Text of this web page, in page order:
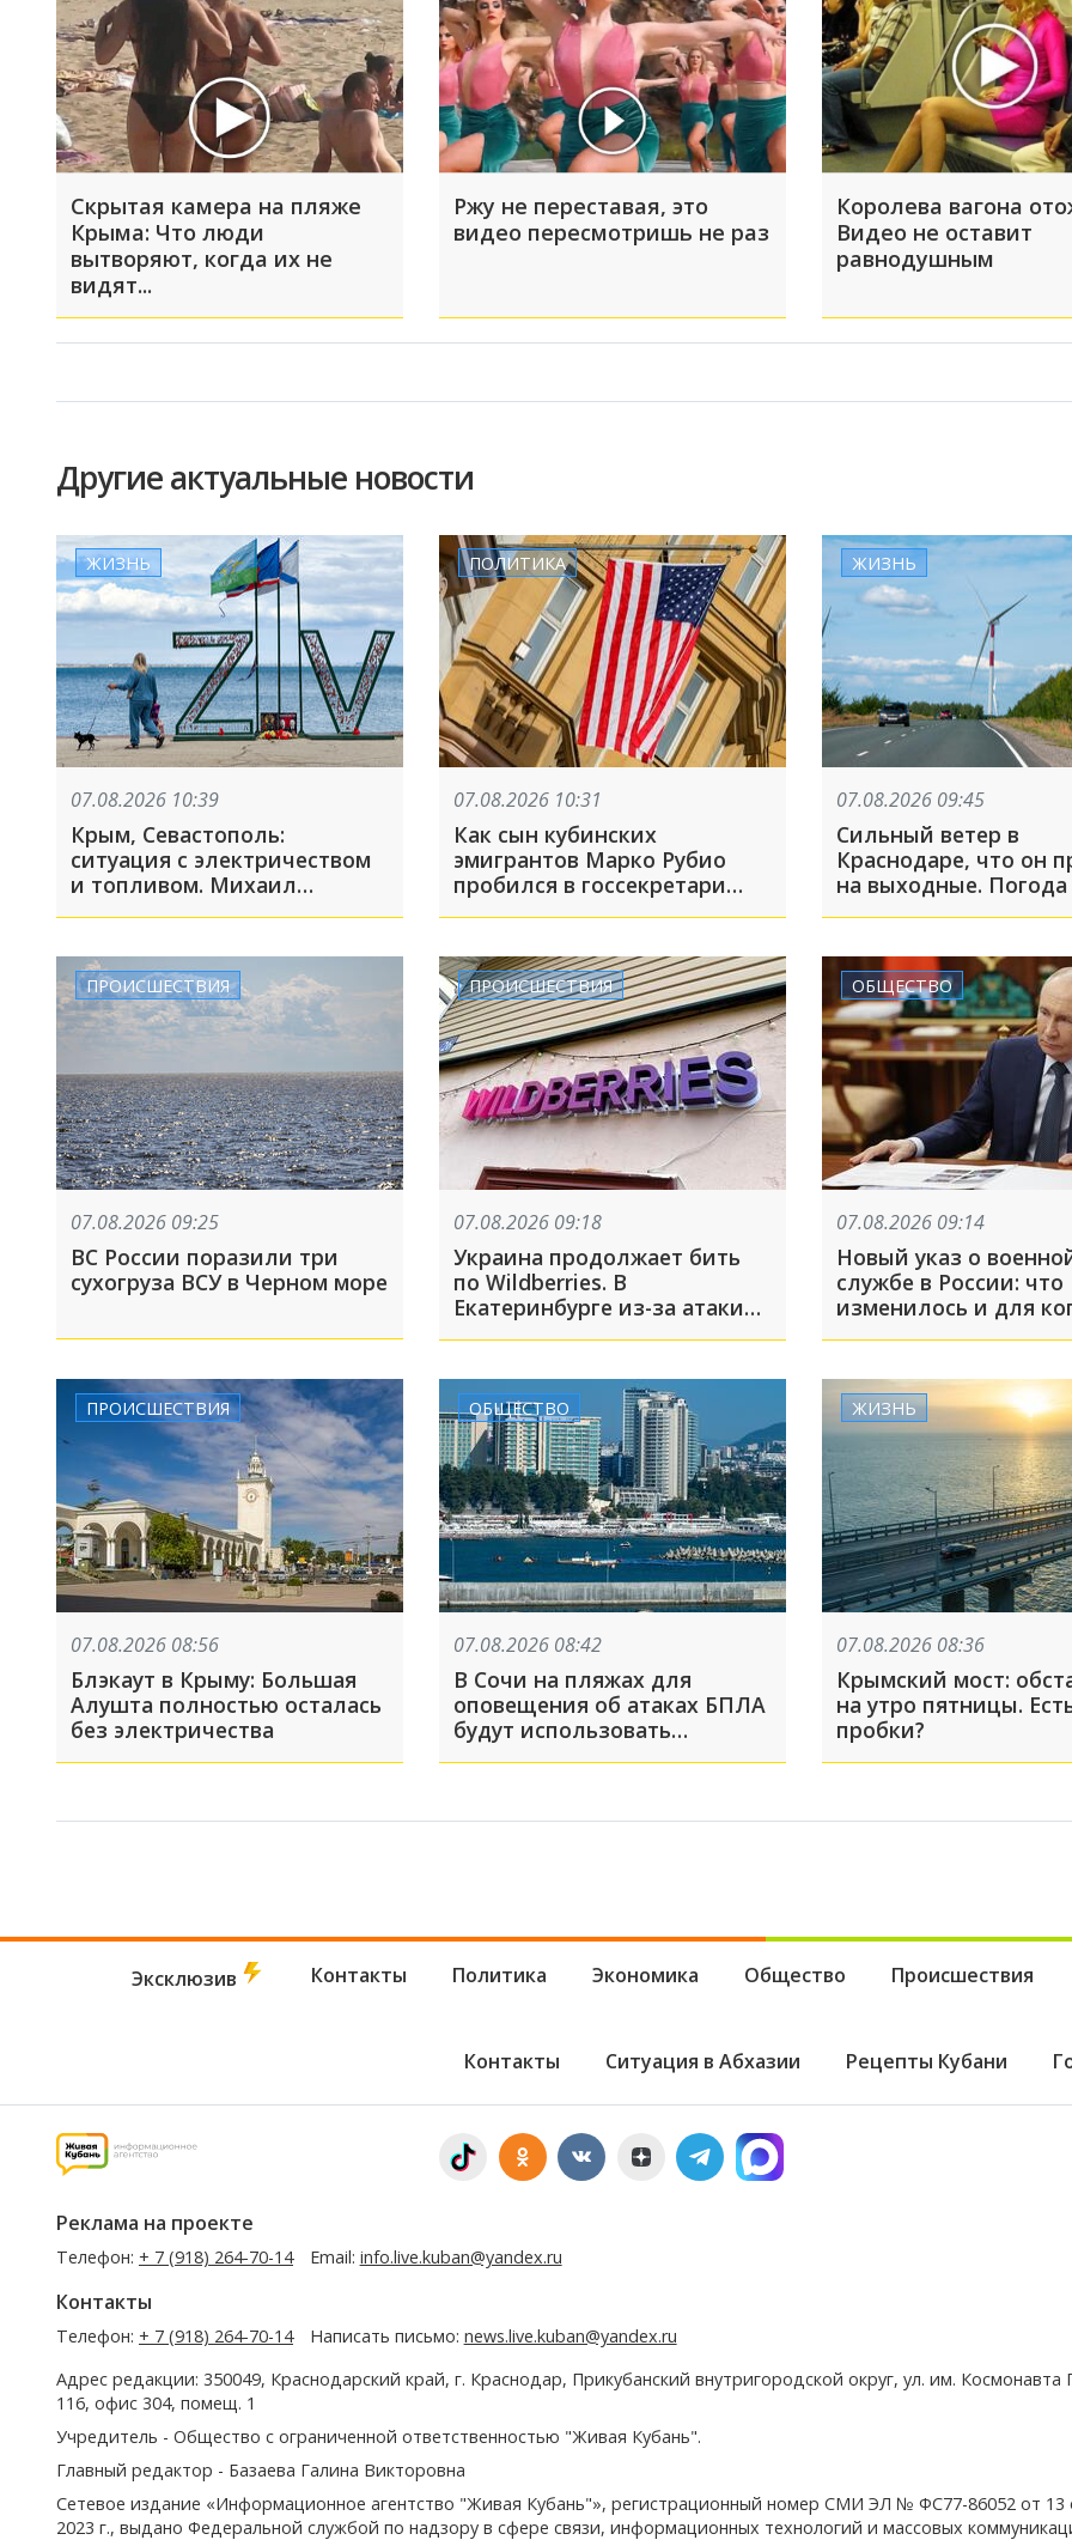
Скрытая камера на пляже
Крыма: Что люди
вытворяют, когда их не
видят...
Ржу не переставая, это
видео пересмотришь не раз
Королева вагона
Видео не оставит
равнодушным
Другие актуальные новости
ЖИЗНЬ
07.08.2026 10:39
Крым, Севастополь:
ситуация с электричеством
и топливом. Михаил
Развозжаев объяснил,
носят массовый характер
ПОЛИТИКА
07.08.2026 10:31
Как сын кубинских
эмигрантов Марко Рубио
пробился в госсекретари
США. Рассказываем о
главного дипломата
Америки
ЖИЗНЬ
07.08.2026 09:45
Сильный ветер в
Краснодаре, что он
на выходные. Погода
Леуса
ПРОИСШЕСТВИЯ
07.08.2026 09:25
ВС России поразили три
сухогруза ВСУ в Черном море
ПРОИСШЕСТВИЯ
07.08.2026 09:18
Украина продолжает бить
по Wildberries. В
Екатеринбурге из-за атаки
БПЛА загорелся еще один
ОБЩЕСТВО
07.08.2026 09:14
Новый указ о
службе в России: что
изменилось и для
ПРОИСШЕСТВИЯ
07.08.2026 08:56
Блэкаут в Крыму: Большая
Алушта полностью осталась
без электричества
ОБЩЕСТВО
07.08.2026 08:42
В Сочи на пляжах для
оповещения об атаках БПЛА
будут использовать
громкоговорители. Речь
ЖИЗНЬ
07.08.2026 08:36
Крымский мост:
на утро пятницы.
пробки?
Эксклюзив Контакты Политика Экономика Общество Происшествия
Контакты Ситуация в Абхазии Рецепты Кубани
Реклама на проекте
Телефон: + 7 (918) 264-70-14 Email: info.live.kuban@yandex.ru
Контакты
Телефон: + 7 (918) 264-70-14 Написать письмо: news.live.kuban@yandex.ru
Адрес редакции: 350049, Краснодарский край, г. Краснодар, Прикубанский внутригородской округ, ул. им. Космонавта
116, офис 304, помещ. 1
Учредитель - Общество с ограниченной ответственностью "Живая Кубань".
Главный редактор - Базаева Галина Викторовна
Сетевое издание «Информационное агентство "Живая Кубань"», регистрационный номер СМИ ЭЛ № ФС77-86052 от 13
2023 г., выдано Федеральной службой по надзору в сфере связи, информационных технологий и массовых